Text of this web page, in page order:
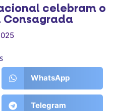
celebram o
Consagrada
WhatsApp
Telegram